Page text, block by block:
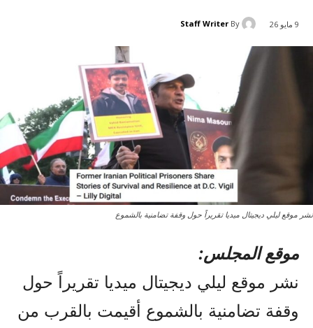
9 مايو 26 By
Staff Writer
نشر موقع ليلي ديجيتال ميديا تقريراً حول وقفة تضامنية بالشموع
موقع المجلس:
نشر موقع ليلي ديجيتال ميديا تقريراً حول
وقفة تضامنية بالشموع أقيمت بالقرب من